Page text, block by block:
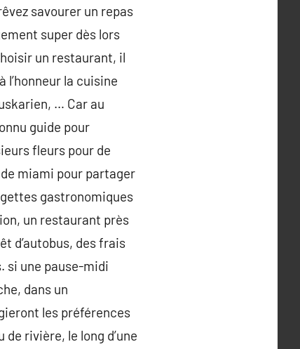
savourer un repas
super dès lors
un restaurant, il
l’honneur la cuisine
… Car au
guide pour
fleurs pour de
miami pour partager
gastronomiques
un restaurant près
d’autobus, des frais
si une pause-midi
dans un
les préférences
rivière, le long d’une